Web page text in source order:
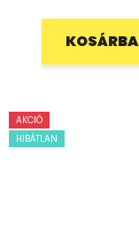
KOSÁRBA
AKCIÓ
HIBÁTLAN